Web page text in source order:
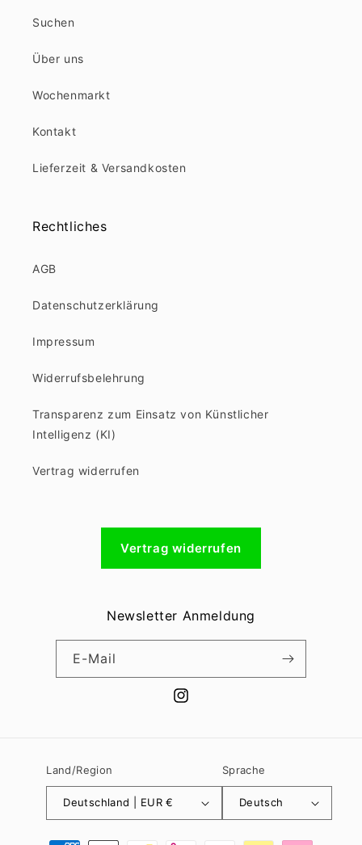
Suchen
Über uns
Wochenmarkt
Kontakt
Lieferzeit & Versandkosten
Rechtliches
AGB
Datenschutzerklärung
Impressum
Widerrufsbelehrung
Transparenz zum Einsatz von Künstlicher
Intelligenz (KI)
Vertrag widerrufen
Vertrag widerrufen
Newsletter Anmeldung
E-Mail
Instagram
Land/Region
Deutschland | EUR €
Sprache
Deutsch